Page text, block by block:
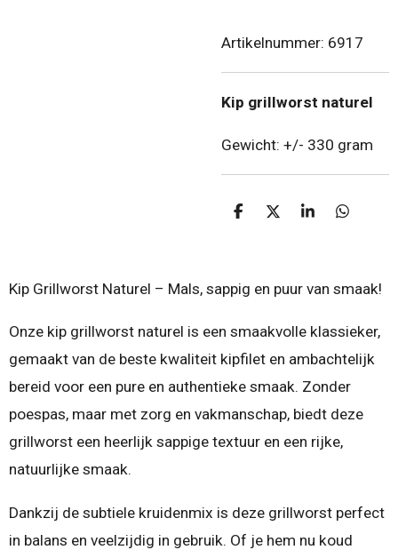
Artikelnummer: 6917
Kip grillworst naturel
Gewicht: +/- 330 gram
D
n
D
S
e
D
n
Kip Grillworst Naturel – Mals, sappig en puur van smaak!
Onze kip grillworst naturel is een smaakvolle klassieker,
gemaakt van de beste kwaliteit kipfilet en ambachtelijk
bereid voor een pure en authentieke smaak. Zonder
poespas, maar met zorg en vakmanschap, biedt deze
grillworst een heerlijk sappige textuur en een rijke,
natuurlijke smaak.
Dankzij de subtiele kruidenmix is deze grillworst perfect
in balans en veelzijdig in gebruik. Of je hem nu koud